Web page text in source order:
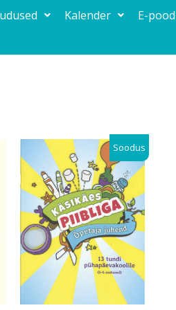
Kalender E-pood
Soodus
Algne
hind
oli:
9,00 €.
Praegune
hind
on:
1,00 €.